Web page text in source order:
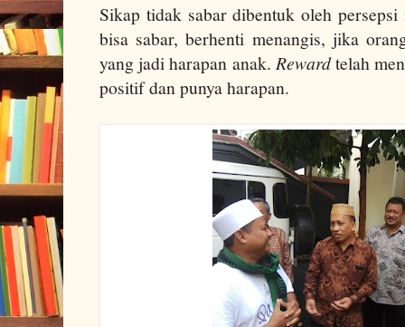
Sikap tidak sabar dibentuk oleh
bisa sabar, berhenti menangis, jika
yang jadi harapan anak. Rewardtelah
positif dan punya harapan.